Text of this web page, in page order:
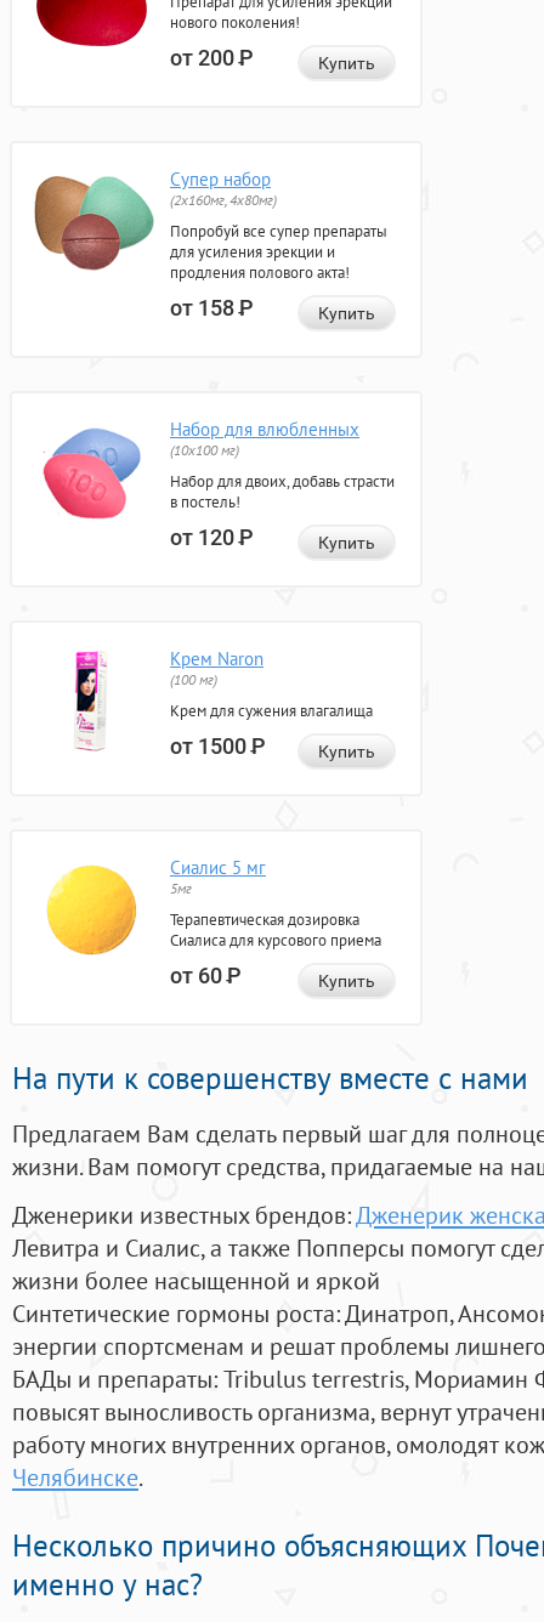
нового поколения!
от 200Р Купить
Супер набор
(2х160мг, 4х80мг)
Попробуй все супер препараты
для усиления эрекции и
продления полового акта!
от 158Р Купить
Набор для влюбленных
(10х100 мг)
Набор для двоих, добавь страсти
в постель!
от 120Р Купить
Крем Naron
(100 мг)
Крем для сужения влагалища
от 1500Р Купить
Сиалис 5 мг
5мг
Терапевтическая дозировка
Сиалиса для курсового приема
от 60Р Купить
На пути к совершенству вместе с нами
Предлагаем Вам сделать первый шаг для
жизни. Вам помогут средства, придагаемые на
Дженерики известных брендов:Дженерик
Левитра и Сиалис, а также Попперсы помогут
жизни более насыщенной и яркой
Синтетические гормоны роста: Динатроп,
энергии спортсменам и решат проблемы
БАДы и препараты:Tribulus terrestris, Мориамин
повысят выносливость организма, вернут
работу многих внутренних органов, омолодят
Челябинске.
Несколько причино объясняющих
именно у нас?